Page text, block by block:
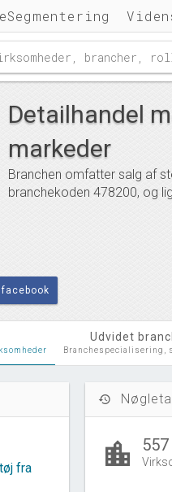
eSegmentering
Detailhandel
markeder
Branchen omfatter salg af
branchekoden 478200, og
facebook
Udvidet
Branchespecialisering,
fra
history
location_city 557